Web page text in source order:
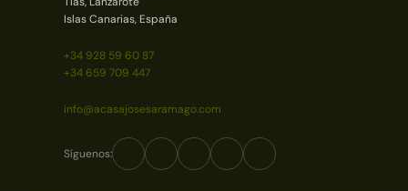
Islas Canarias, España
+34 928 59 60 87
+34 659 709 447
info@acasajosesaramago.com
Síguenos: